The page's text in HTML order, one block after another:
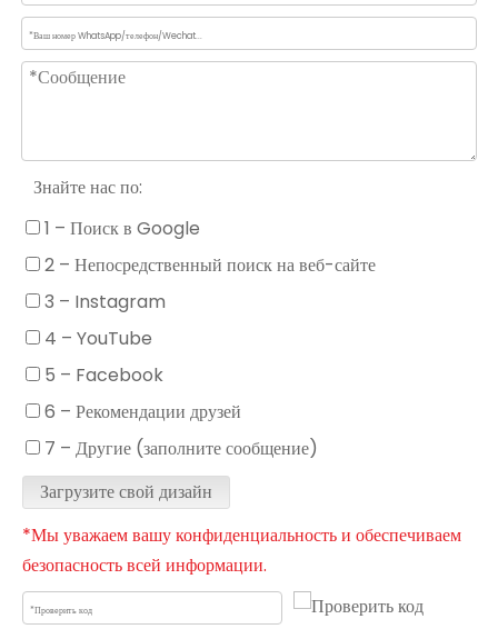
LRX1114-12
Знайте нас по:
1 – Поиск в Google
2 – Непосредственный поиск на веб-сайте
3 – Instagram
4 – YouTube
5 – Facebook
6 – Рекомендации друзей
7 – Другие (заполните сообщение)
Загрузите свой дизайн
*Мы уважаем вашу конфиденциальность и обеспечиваем
безопасность всей информации.